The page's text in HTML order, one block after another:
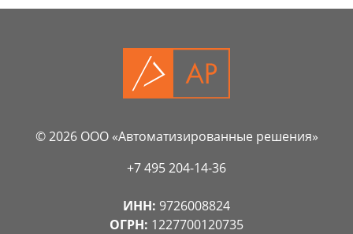
© 2026 ООО «Автоматизированные решения»
+7 495 204-14-36
ИНН: 9726008824
ОГРН: 1227700120735